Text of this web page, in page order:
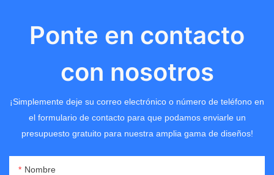
Ponte en contacto
con nosotros
¡Simplemente deje su correo electrónico o número de teléfono en
el formulario de contacto para que podamos enviarle un
presupuesto gratuito para nuestra amplia gama de diseños!
Nombre